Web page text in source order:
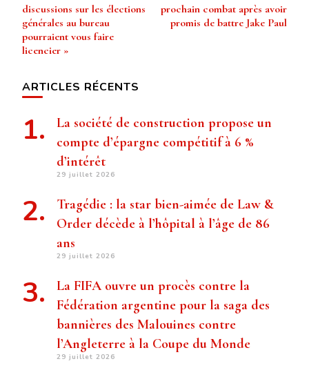
discussions sur les élections
générales au bureau
pourraient vous faire
licencier »
prochain combat après avoir
promis de battre Jake Paul
ARTICLES RÉCENTS
La société de construction propose un
compte d’épargne compétitif à 6 %
d’intérêt
29 juillet 2026
Tragédie : la star bien-aimée de Law &
Order décède à l’hôpital à l’âge de 86
ans
29 juillet 2026
La FIFA ouvre un procès contre la
Fédération argentine pour la saga des
bannières des Malouines contre
l’Angleterre à la Coupe du Monde
29 juillet 2026